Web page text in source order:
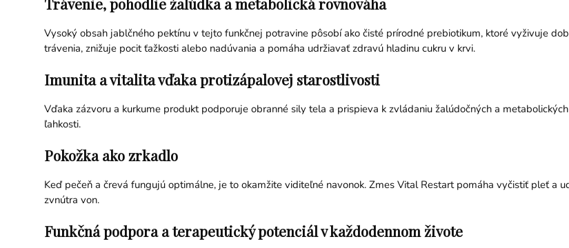
Vysoký obsah jablčného pektínu v tejto funkčnej potravine pôsobí ako čisté prírodné prebiotikum, ktoré vyživuje
trávenia, znižuje pocit ťažkosti alebo nadúvania a pomáha udržiavať zdravú hladinu cukru v krvi.
Imunita a vitalita vďaka protizápalovej starostlivosti
Vďaka zázvoru a kurkume produkt podporuje obranné sily tela a prispieva k zvládaniu žalúdočných a
ľahkosti.
Pokožka ako zrkadlo
Keď pečeň a črevá fungujú optimálne, je to okamžite viditeľné navonok. Zmes Vital Restart pomáha vyčistiť pleť a
zvnútra von.
Funkčná podpora a terapeutický potenciál v každodennom živote